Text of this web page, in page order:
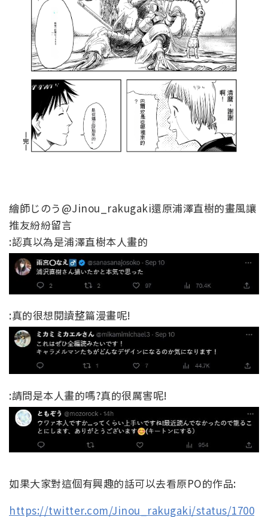
繪師じのう@Jinou_rakugaki還原浦澤直樹的畫風讓
推友紛紛留言
:認真以為是浦澤直樹本人畫的
:真的很想閱讀整篇漫畫呢!
:請問是本人畫的嗎?真的很厲害呢!
如果大家對這個有興趣的話可以去看原PO的作品:
https://twitter.com/Jinou_rakugaki/status/1700